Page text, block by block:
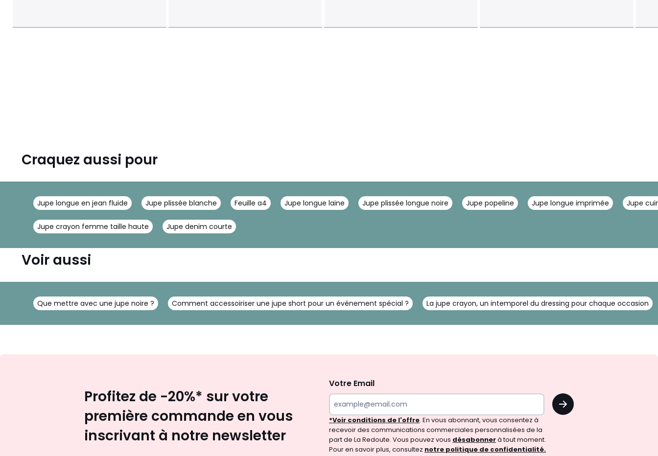
Craquez aussi pour
Jupe longue en jean fluide Jupe plissée blanche Feuille a4 Jupe longue laine Jupe plissée longue noire Jupe popeline Jupe longue imprimée Jupe
Jupe crayon femme taille haute Jupe denim courte
Voir aussi
Que mettre avec une jupe noire ? Comment accessoiriser une jupe short pour un événement spécial ? La jupe crayon, un intemporel du dressing pour chaque occasion
Profitez de -20%* sur votre
première commande en vous
inscrivant à notre newsletter
Votre Email
OK
*Voir conditions de l'offre. En vous abonnant, vous consentez à
recevoir des communications commerciales personnalisées de la
part de La Redoute. Vous pouvez vous désabonnerà tout moment.
Pour en savoir plus, consultez notre politique de confidentialité.